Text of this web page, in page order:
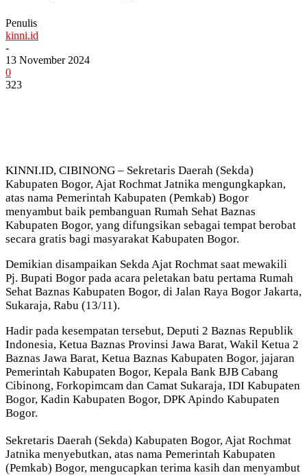
Penulis
kinni.id
-
13 November 2024
0
323
KINNI.ID, CIBINONG – Sekretaris Daerah (Sekda)
Kabupaten Bogor, Ajat Rochmat Jatnika mengungkapkan,
atas nama Pemerintah Kabupaten (Pemkab) Bogor
menyambut baik pembanguan Rumah Sehat Baznas
Kabupaten Bogor, yang difungsikan sebagai tempat berobat
secara gratis bagi masyarakat Kabupaten Bogor.
Demikian disampaikan Sekda Ajat Rochmat saat mewakili
Pj. Bupati Bogor pada acara peletakan batu pertama Rumah
Sehat Baznas Kabupaten Bogor, di Jalan Raya Bogor Jakarta,
Sukaraja, Rabu (13/11).
Hadir pada kesempatan tersebut, Deputi 2 Baznas Republik
Indonesia, Ketua Baznas Provinsi Jawa Barat, Wakil Ketua 2
Baznas Jawa Barat, Ketua Baznas Kabupaten Bogor, jajaran
Pemerintah Kabupaten Bogor, Kepala Bank BJB Cabang
Cibinong, Forkopimcam dan Camat Sukaraja, IDI Kabupaten
Bogor, Kadin Kabupaten Bogor, DPK Apindo Kabupaten
Bogor.
Sekretaris Daerah (Sekda) Kabupaten Bogor, Ajat Rochmat
Jatnika menyebutkan, atas nama Pemerintah Kabupaten
(Pemkab) Bogor, mengucapkan terima kasih dan menyambut